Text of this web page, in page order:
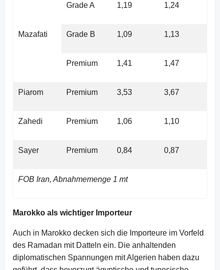
Mazafati
Grade A 1,19 1,24
Grade B 1,09 1,13
Premium 1,41 1,47
Piarom Premium 3,53 3,67
Zahedi Premium 1,06 1,10
Sayer Premium 0,84 0,87
FOB Iran, Abnahmemenge 1 mt
Marokko als wichtiger Importeur
Auch in Marokko decken sich die Importeure im Vorfeld
des Ramadan mit Datteln ein. Die anhaltenden
diplomatischen Spannungen mit Algerien haben dazu